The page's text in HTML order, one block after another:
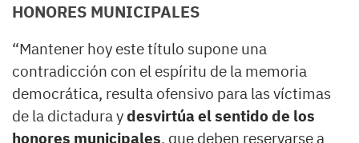
HONORES MUNICIPALES
“Mantener hoy este título supone una
contradicción con el espíritu de la memoria
democrática, resulta ofensivo para las víctimas
de la dictadura ydesvirtúa el sentido de los
honores municipales, que deben reservarse a